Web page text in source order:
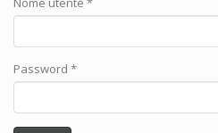
Password *